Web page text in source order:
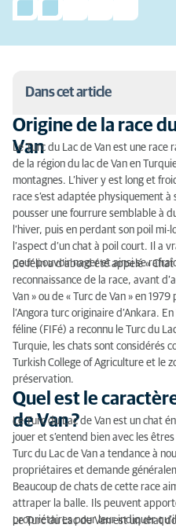
Dans cet article
Origine de la race du
Quel est le caractère du
Particularités
Lac de Van
Quelle est la couleur du
Quel entretien pour un
Les particularités du
Les maladies
Comment nourrir un Turc
Origine de la race
Van
Le Turc du Lac de Van est une
de la région du lac de Van en
montagnes. L’hiver y est long et
race s’est adaptée physiquement
pousser une fourrure semblable à
l’hiver, puis en perdant son poil mi-
l’aspect d’un chat à poil court. Il a
pour pouvoir nager et ainsi se
Ce félin a d’abord été appelé «
reconnaissance de la race, avant
Van » ou de « Turc de Van » en
l’Angora turc originaire d’Ankara.
féline (FIFé) a reconnu le Turc du
Turquie, les chats sont considérés
Turkish College of Agriculture et le
préservation.
Quel est le
de Van ?
Le Turc du Lac de Van est un chat
jouer et s’entend bien avec les
Turc du Lac de Van a tendance à
propriétaires et demande
Beaucoup de chats de cette race
attraper la balle. Ils peuvent
propriétaires pour leur indiquer
Le Turc du Lac de Van est un chat